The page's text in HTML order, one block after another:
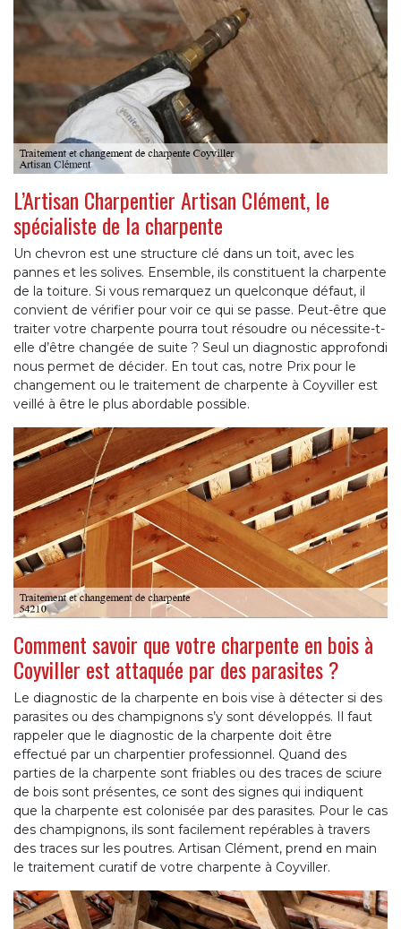
L’Artisan Charpentier Artisan Clément, le
spécialiste de la charpente
Un chevron est une structure clé dans un toit, avec les
pannes et les solives. Ensemble, ils constituent la charpente
de la toiture. Si vous remarquez un quelconque défaut, il
convient de vérifier pour voir ce qui se passe. Peut-être que
traiter votre charpente pourra tout résoudre ou nécessite-t-
elle d’être changée de suite ? Seul un diagnostic approfondi
nous permet de décider. En tout cas, notre Prix pour le
changement ou le traitement de charpente à Coyviller est
veillé à être le plus abordable possible.
Comment savoir que votre charpente en bois à
Coyviller est attaquée par des parasites ?
Le diagnostic de la charpente en bois vise à détecter si des
parasites ou des champignons s’y sont développés. Il faut
rappeler que le diagnostic de la charpente doit être
effectué par un charpentier professionnel. Quand des
parties de la charpente sont friables ou des traces de sciure
de bois sont présentes, ce sont des signes qui indiquent
que la charpente est colonisée par des parasites. Pour le cas
des champignons, ils sont facilement repérables à travers
des traces sur les poutres. Artisan Clément, prend en main
le traitement curatif de votre charpente à Coyviller.